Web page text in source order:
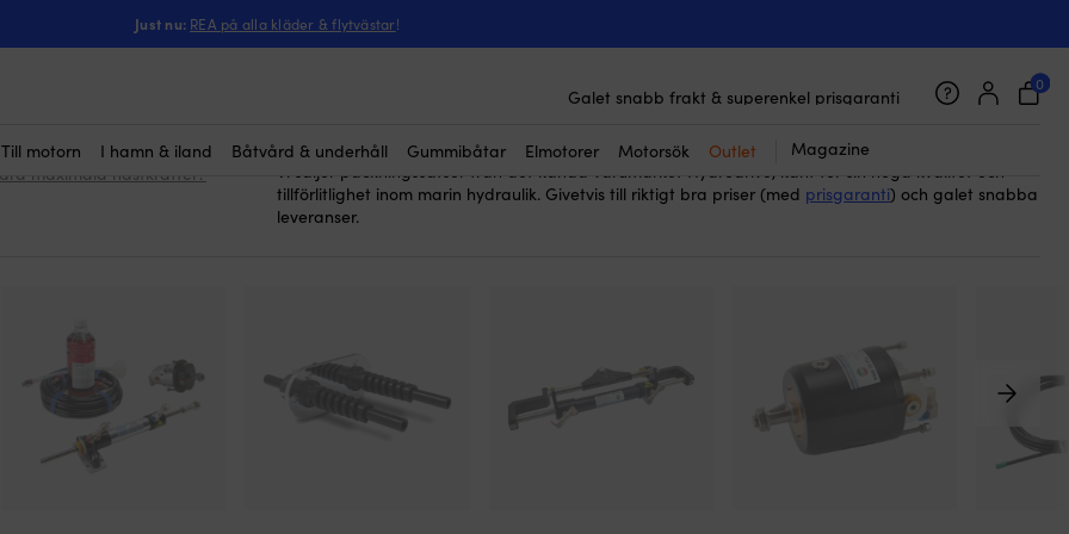
Just nu: REA på alla kläder & flytvästar!
45 000 båttillbehör från 800 brands
0
Till motorn I hamn & iland Båtvård & underhåll Gummibåtar Elmotorer Motorsök Outlet Magazine
på båten?
maximala hästkrafter?
Här köper dupackningssatser till hydraulstyrning– viktiga komponenter för att underhålla och
säkerställa tätning och funktionalitet i systemet, vilket förlänger dess livslängd och förbättrar
viktig investering för varje båtägare.
Vi säljer packningssatser från det kända varumärket Hydrodrive, känt för sin höga kvalitet och
tillförlitlighet inom marin hydraulik. Givetvis till riktigt bra priser (med prisgaranti) och galet snabba
leveranser.